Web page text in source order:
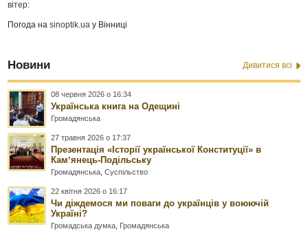
вітер:
Погода наsinoptik.ua у Вінниці
Новини Дивитися всі
08 червня 2026 о 16:34
Українська книга на Одещині
Громадянська
27 травня 2026 о 17:37
Презентація «Історії української Конституції» в
Камʼянець-Подільську
Громадянська ,Суспільство
22 квітня 2026 о 16:17
Чи діждемося ми поваги до українців у воюючій
Україні?
Громадська думка Громадянська